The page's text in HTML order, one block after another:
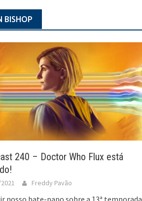
BISHOP
240 – Doctor Who Flux está
Freddy Pavão